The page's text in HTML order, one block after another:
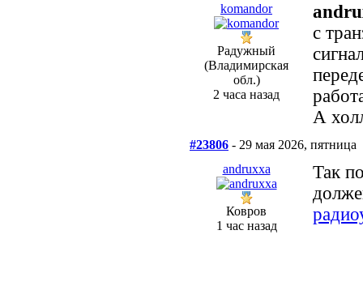
komandor
Радужный
(Владимирская
обл.)
2 часа назад
с
А
#23806 - 29 мая 2026, пятница
andruxxa
Ковров
1 час назад
Так